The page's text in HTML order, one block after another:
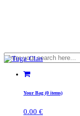
Your Bag (0 items)
0.00 €